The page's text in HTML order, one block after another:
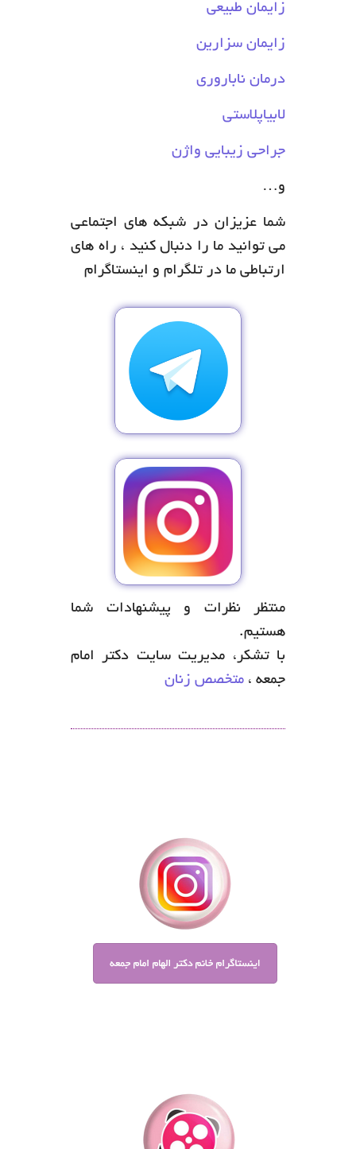
زایمان طبیعی
زایمان سزارین
درمان ناباروری
لابیاپلاستی
جراحی زیبایی واژن
و…
شما عزیزان در شبکه های اجتماعی
می توانید ما را دنبال کنید ، راه های
ارتباطی ما در تلگرام و اینستاگرام
منتظر نظرات و پیشنهادات شما
هستیم.
با تشکر، مدیریت سایت دکتر امام
جمعه ، متخصص زنان